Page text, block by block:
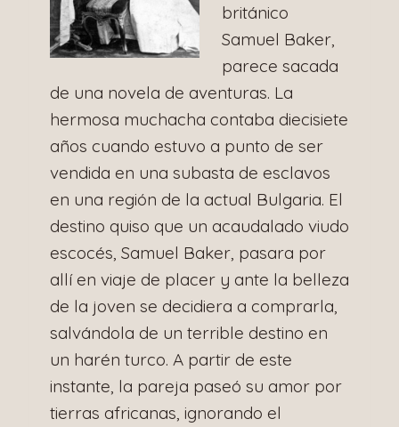
británico
Samuel Baker,
parece sacada
de una novela de aventuras. La
hermosa muchacha contaba diecisiete
años cuando estuvo a punto de ser
vendida en una subasta de esclavos
en una región de la actual Bulgaria. El
destino quiso que un acaudalado viudo
escocés, Samuel Baker, pasara por
allí en viaje de placer y ante la belleza
de la joven se decidiera a comprarla,
salvándola de un terrible destino en
un harén turco. A partir de este
instante, la pareja paseó su amor por
tierras africanas, ignorando el